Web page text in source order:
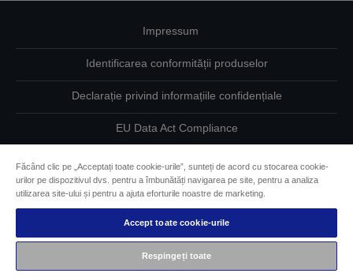
Impressum
Identificarea conformității produselor
Declarație privind informațiile confidențiale
EU Data Act Compliance
Informaţii despre modulele cookie
Angajamentul Epson pe linie de accesibilitate
Drepturi de autor © 2026 Seiko Epson
Făcând clic pe „Acceptați toate cookie-urile”, sunteți de acord cu stocarea cookie-
urilor pe dispozitivul dvs. pentru a îmbunătăți navigarea pe site, pentru a analiza
utilizarea site-ului și pentru a ajuta eforturile noastre de marketing.
Accept toate cookie-urile
Respingeți toate